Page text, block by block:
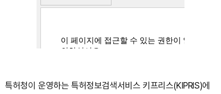
특허청이 운영하는 특허정보검색서비스 키프리스(KIPRIS)에